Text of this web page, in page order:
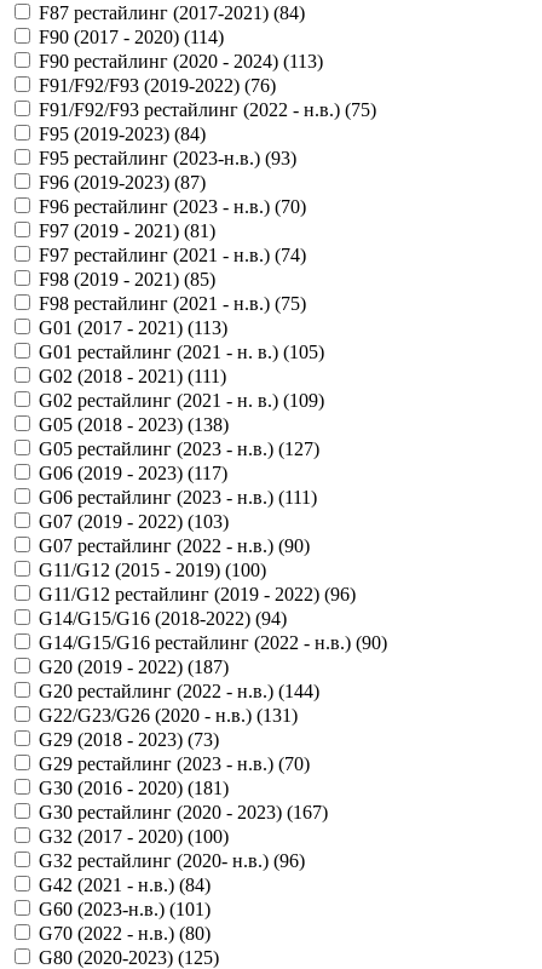
F87 рестайлинг (2017-2021) (84)
F90 (2017 - 2020) (114)
F90 рестайлинг (2020 - 2024) (113)
F91/F92/F93 (2019-2022) (76)
F91/F92/F93 рестайлинг (2022 - н.в.) (75)
F95 (2019-2023) (84)
F95 рестайлинг (2023-н.в.) (93)
F96 (2019-2023) (87)
F96 рестайлинг (2023 - н.в.) (70)
F97 (2019 - 2021) (81)
F97 рестайлинг (2021 - н.в.) (74)
F98 (2019 - 2021) (85)
F98 рестайлинг (2021 - н.в.) (75)
G01 (2017 - 2021) (113)
G01 рестайлинг (2021 - н. в.) (105)
G02 (2018 - 2021) (111)
G02 рестайлинг (2021 - н. в.) (109)
G05 (2018 - 2023) (138)
G05 рестайлинг (2023 - н.в.) (127)
G06 (2019 - 2023) (117)
G06 рестайлинг (2023 - н.в.) (111)
G07 (2019 - 2022) (103)
G07 рестайлинг (2022 - н.в.) (90)
G11/G12 (2015 - 2019) (100)
G11/G12 рестайлинг (2019 - 2022) (96)
G14/G15/G16 (2018-2022) (94)
G14/G15/G16 рестайлинг (2022 - н.в.) (90)
G20 (2019 - 2022) (187)
G20 рестайлинг (2022 - н.в.) (144)
G22/G23/G26 (2020 - н.в.) (131)
G29 (2018 - 2023) (73)
G29 рестайлинг (2023 - н.в.) (70)
G30 (2016 - 2020) (181)
G30 рестайлинг (2020 - 2023) (167)
G32 (2017 - 2020) (100)
G32 рестайлинг (2020- н.в.) (96)
G42 (2021 - н.в.) (84)
G60 (2023-н.в.) (101)
G70 (2022 - н.в.) (80)
G80 (2020-2023) (125)